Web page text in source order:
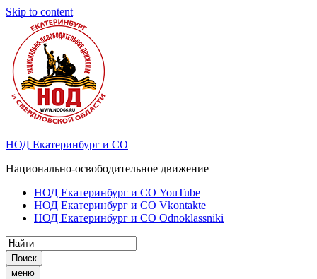
Skip to content
НОД Екатеринбург и СО
Национально-освободительное движение
НОД Екатеринбург и СО YouTube
НОД Екатеринбург и СО Vkontakte
НОД Екатеринбург и СО Odnoklassniki
Поиск
меню